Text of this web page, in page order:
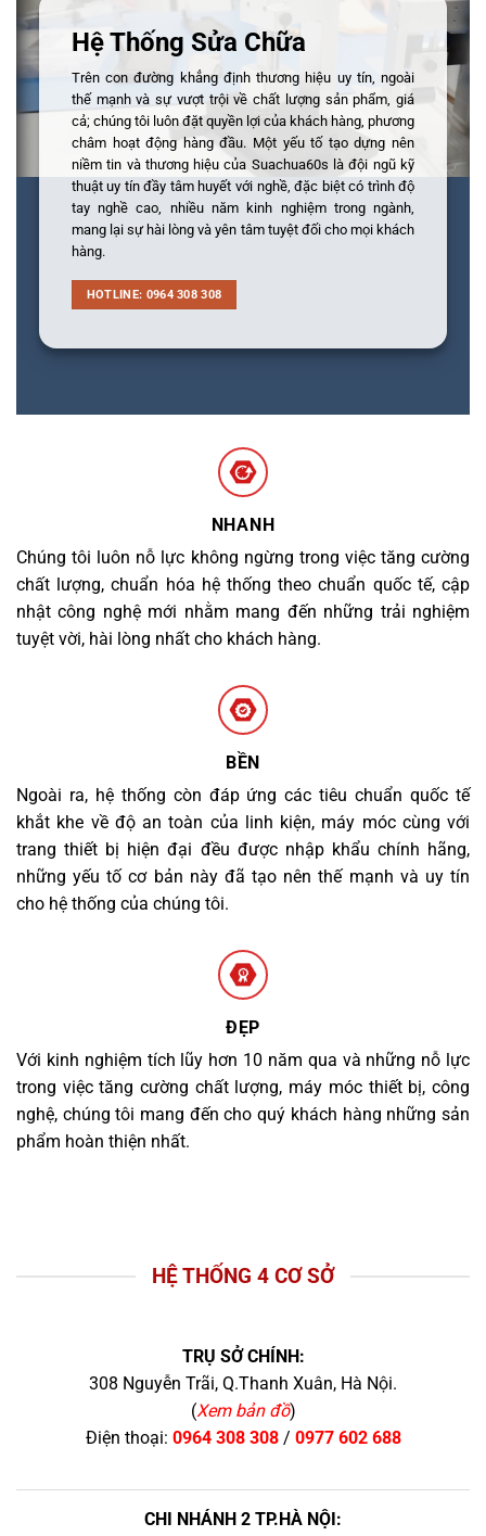
Hệ Thống Sửa Chữa
Trên con đường khẳng định thương hiệu uy tín, ngoài
thế mạnh và sự vượt trội về chất lượng sản phẩm, giá
cả; chúng tôi luôn đặt quyền lợi của khách hàng, phương
châm hoạt động hàng đầu. Một yếu tố tạo dựng nên
niềm tin và thương hiệu của Suachua60s là đội ngũ kỹ
thuật uy tín đầy tâm huyết với nghề, đặc biệt có trình độ
tay nghề cao, nhiều năm kinh nghiệm trong ngành,
mang lại sự hài lòng và yên tâm tuyệt đối cho mọi khách
hàng.
HOTLINE: 0964 308 308
NHANH
Chúng tôi luôn nỗ lực không ngừng trong việc tăng cường
chất lượng, chuẩn hóa hệ thống theo chuẩn quốc tế, cập
nhật công nghệ mới nhằm mang đến những trải nghiệm
tuyệt vời, hài lòng nhất cho khách hàng.
BỀN
Ngoài ra, hệ thống còn đáp ứng các tiêu chuẩn quốc tế
khắt khe về độ an toàn của linh kiện, máy móc cùng với
trang thiết bị hiện đại đều được nhập khẩu chính hãng,
những yếu tố cơ bản này đã tạo nên thế mạnh và uy tín
cho hệ thống của chúng tôi.
ĐẸP
Với kinh nghiệm tích lũy hơn 10 năm qua và những nỗ lực
trong việc tăng cường chất lượng, máy móc thiết bị, công
nghệ, chúng tôi mang đến cho quý khách hàng những sản
phẩm hoàn thiện nhất.
HỆ THỐNG 4 CƠ SỞ
TRỤ SỞ CHÍNH:
308 Nguyễn Trãi, Q.Thanh Xuân, Hà Nội.
(Xem bản đồ)
Điện thoại: 0964 308 308/ 0977 602 688
CHI NHÁNH 2 TP.HÀ NỘI: